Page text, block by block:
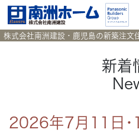
株式会社南洲建設・鹿児島の新築注
新着
2026年7月11日･